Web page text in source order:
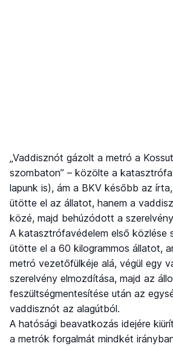
„Vaddisznót gázolt a metró a
szombaton” – közölte a
lapunk is), ám a BKV később az
ütötte el az állatot, hanem a
közé, majd behúzódott a
A katasztrófavédelem első közlése
ütötte el a 60 kilogrammos állatot,
metró vezetőfülkéje alá, végül egy
szerelvény elmozdítása, majd az
feszültségmentesítése után az
vaddisznót az alagútból.
A hatósági beavatkozás idejére
a metrók forgalmát mindkét